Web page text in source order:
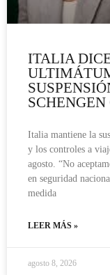
ITALIA
Italia mantiene la
y los controles a
agosto. “No
en seguridad
medida
LEER MÁS »
agosto 8, 2026